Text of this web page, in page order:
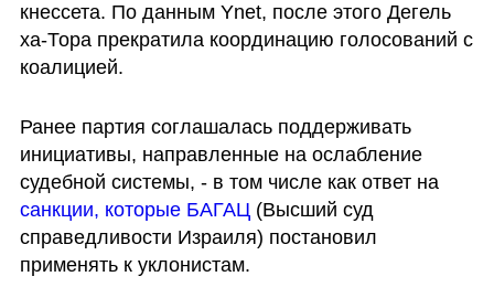
кнессета. По данным Ynet, после этого Дегель
ха-Тора прекратила координацию голосований с
коалицией.
Ранее партия соглашалась поддерживать
инициативы, направленные на ослабление
судебной системы, - в том числе как ответ на
санкции, которые БАГАЦ (Высший суд
справедливости Израиля) постановил
применять к уклонистам.